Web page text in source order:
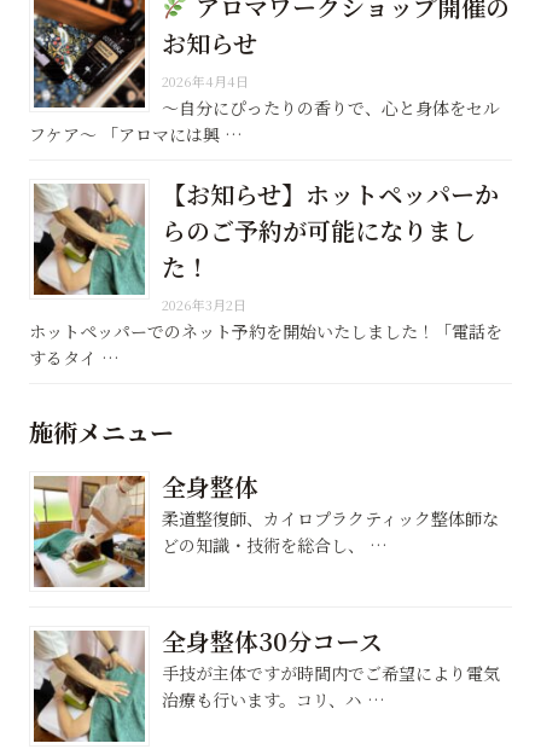
お知らせ
2026年4月4日
〜自分にぴったりの香りで、心と身体をセル
フケア〜 「アロマには興 …
【お知らせ】ホットペッパーか
らのご予約が可能になりまし
た！
2026年3月2日
ホットペッパーでのネット予約を開始いたしました！「電話を
するタイ …
施術メニュー
全身整体
柔道整復師、カイロプラクティック整体師な
どの知識・技術を総合し、 …
全身整体30分コース
手技が主体ですが時間内でご希望により電気
治療も行います。コリ、ハ …